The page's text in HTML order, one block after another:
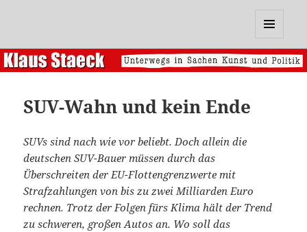
UND
WIDGETS
SUV-Wahn und kein Ende
SUVs sind nach wie vor beliebt. Doch allein die
deutschen SUV-Bauer müssen durch das
Überschreiten der EU-Flottengrenzwerte mit
Strafzahlungen von bis zu zwei Milliarden Euro
rechnen. Trotz der Folgen fürs Klima hält der Trend
zu schweren, großen Autos an. Wo soll das